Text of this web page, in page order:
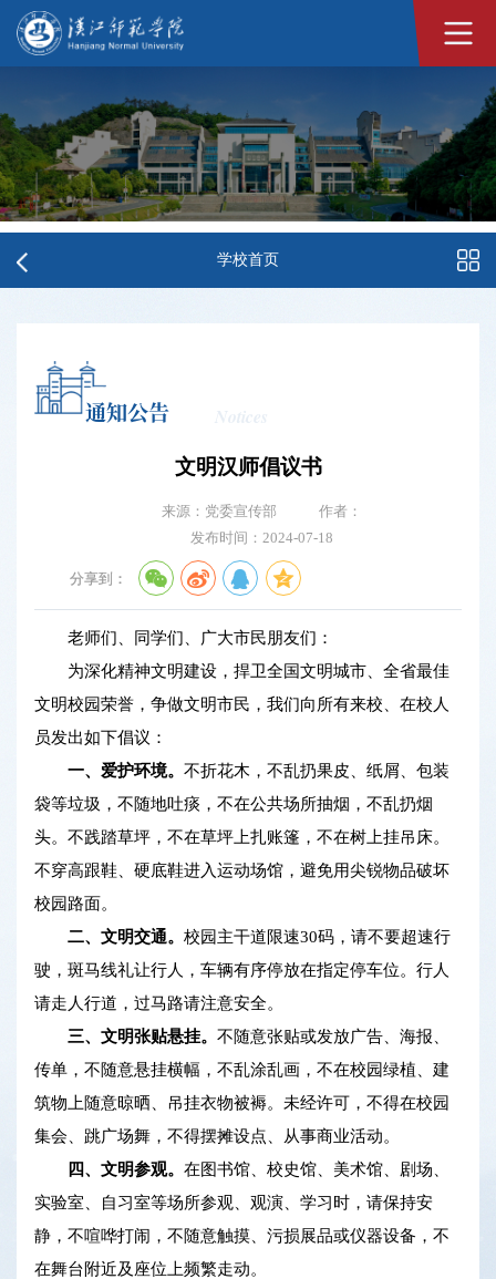
学校首页
通知公告 Notices
文明汉师倡议书
来源：党委宣传部
作者：
发布时间：2024-07-18
分享到：
老师们、同学们、广大市民朋友们：
为深化精神文明建设，捍卫全国文明城市、全省最佳
文明校园荣誉，争做文明市民，我们向所有来校、在校人
员发出如下倡议：
一、爱护环境。不折花木，不乱扔果皮、纸屑、包装
袋等垃圾，不随地吐痰，不在公共场所抽烟，不乱扔烟
头。不践踏草坪，不在草坪上扎账篷，不在树上挂吊床。
不穿高跟鞋、硬底鞋进入运动场馆，避免用尖锐物品破坏
校园路面。
二、文明交通。校园主干道限速30码，请不要超速行
驶，斑马线礼让行人，车辆有序停放在指定停车位。行人
请走人行道，过马路请注意安全。
三、文明张贴悬挂。不随意张贴或发放广告、海报、
传单，不随意悬挂横幅，不乱涂乱画，不在校园绿植、建
筑物上随意晾晒、吊挂衣物被褥。未经许可，不得在校园
集会、跳广场舞，不得摆摊设点、从事商业活动。
四、文明参观。在图书馆、校史馆、美术馆、剧场、
实验室、自习室等场所参观、观演、学习时，请保持安
静，不喧哗打闹，不随意触摸、污损展品或仪器设备，不
在舞台附近及座位上频繁走动。